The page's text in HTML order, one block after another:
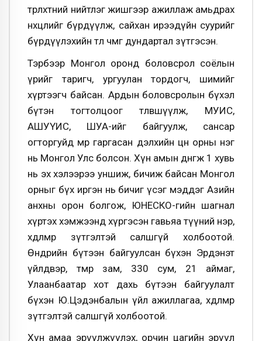
төрөлхтний нийтлэг жишгээр ажиллаж амьдрах
нөхцөлийг бүрдүүлж, сайхан ирээдүйн суурийг
бүрдүүлэхийн төлөө чөмгөө дундартал зүтгэсэн.
Тэрбээр Монгол оронд боловсрол соёлын
үрийг таригч, ургуулан тордогч, шимийг
хүртээгч байсан. Ардын боловсролын бүхэл
бүтэн тогтолцоог төлөвшүүлж, МУИС,
АШУҮИС, ШУА-ийг байгуулж, сансар
огторгуйд мөрөө гаргасан дэлхийн цөөн орны нэг
нь Монгол Улс болсон. Хүн амын дөнгөж 1 хувь
нь эх хэлээрээ уншиж, бичиж байсан Монгол
орныг бүх иргэн нь бичиг үсэг мэддэг Азийн
анхны орон болгож, ЮНЕСКО-гийн шагнал
хүртэх хэмжээнд хүргэсэн гавьяа түүний нэр,
хөдөлмөр зүтгэлтэй салшгүй холбоотой.
Өнөөдрийн бүтээн байгуулсан бүхэн Эрдэнэт
үйлдвэр, төмөр зам, 330 сум, 21 аймаг,
Улаанбаатар хот дахь бүтээн байгуулалт
бүхэн Ю.Цэдэнбалын үйл ажиллагаа, хөдөлмөр
зүтгэлтэй салшгүй холбоотой.
Хүн амаа эрүүлжүүлэх, орчин цагийн эрүүл